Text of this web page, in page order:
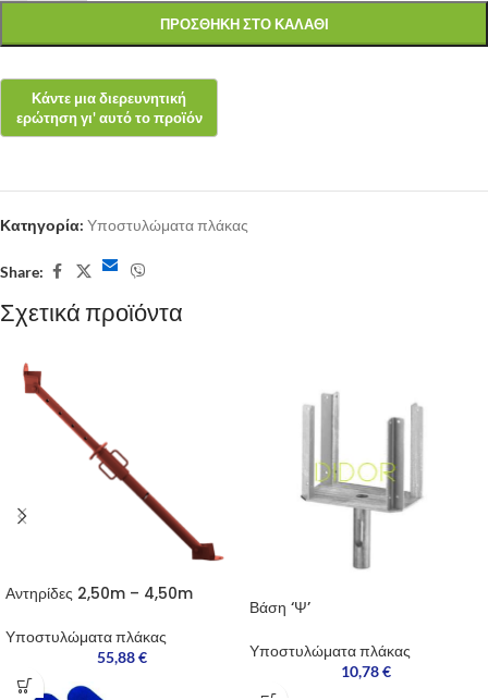
ΠΡΟΣΘΉΚΗ ΣΤΟ ΚΑΛΆΘΙ
Κατηγορία: Υποστυλώματα πλάκας
Share:
Σχετικά προϊόντα
Αντηρίδες 2,50m – 4,50m
Υποστυλώματα πλάκας
55,88€
Βάση ‘Ψ’
Υποστυλώματα πλάκας
10,78€